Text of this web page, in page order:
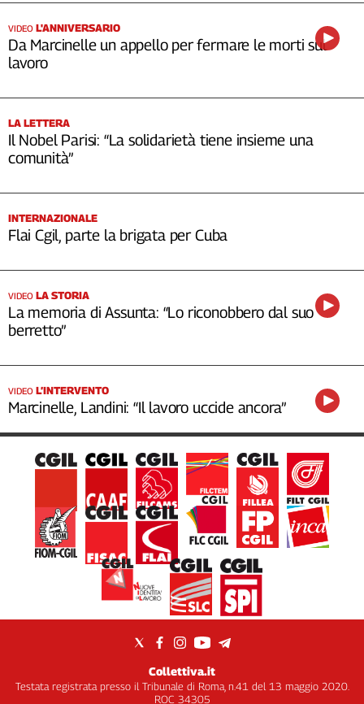
VIDEO L'ANNIVERSARIO
Da Marcinelle un appello per fermare le morti sul
lavoro
LA LETTERA
Il Nobel Parisi: “La solidarietà tiene insieme una
comunità”
INTERNAZIONALE
Flai Cgil, parte la brigata per Cuba
VIDEO LA STORIA
La memoria di Assunta: “Lo riconobbero dal suo
berretto”
VIDEO L’INTERVENTO
Marcinelle, Landini: “Il lavoro uccide ancora”
Collettiva.it
Testata registrata presso il Tribunale di Roma, n.41 del 13 maggio 2020.
ROC 34305